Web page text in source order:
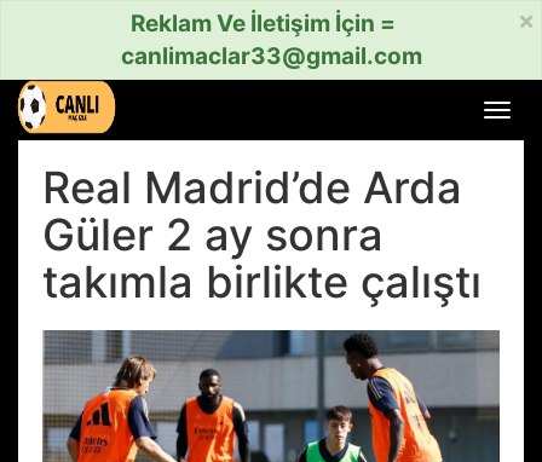
×
Reklam Ve İletişim İçin =
canlimaclar33@gmail.com
aç
Real Madrid’de Arda
Güler 2 ay sonra
takımla birlikte çalıştı